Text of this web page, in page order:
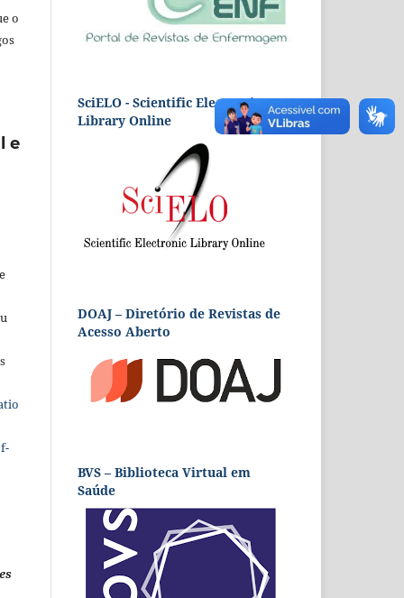
o
e
SciELO - Scientific Electronic
Library Online
DOAJ – Diretório de Revistas de
Acesso Aberto
BVS – Biblioteca Virtual em
Saúde